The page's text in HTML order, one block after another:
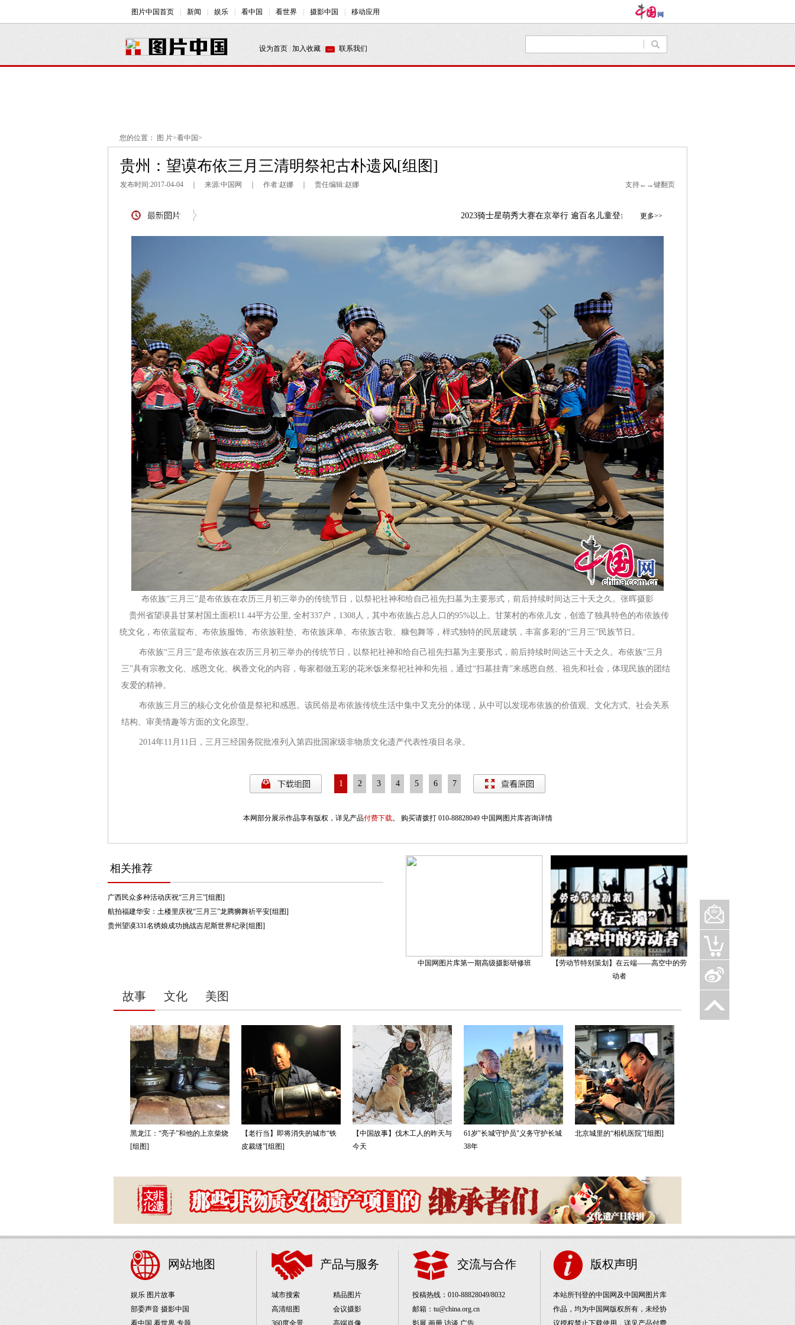
您的位置： 图 片>看中国>
贵州：望谟布依三月三清明祭祀古朴遗风[组图]
支持←→键翻页
发布时间:2017-04-04 ｜ 来源:中国网 ｜ 作者:赵娜 ｜ 责任编辑:赵娜
布依族“三月三”是布依族在农历三月初三举办的传统节日，以祭祀社神和给自己祖先扫墓为主要形式，前后持续时间达三十天之久。张晖摄影
贵州省望谟县甘莱村国土面积11.44平方公里, 全村337户，1308人，其中布依族占总人口的95%以上。甘莱村的布依儿女，创造了独具特色的布依族传
统文化，布依蓝靛布、布依族服饰、布依族鞋垫、布依族床单、布依族古歌、糠包舞等，样式独特的民居建筑，丰富多彩的“三月三”民族节日。
布依族“三月三”是布依族在农历三月初三举办的传统节日，以祭祀社神和给自己祖先扫墓为主要形式，前后持续时间达三十天之久。布依族“三月
三”具有宗教文化、感恩文化、枫香文化的内容，每家都做五彩的花米饭来祭祀社神和先祖，通过“扫墓挂青”来感恩自然、祖先和社会，体现民族的团结
友爱的精神。
布依族三月三的核心文化价值是祭祀和感恩。该民俗是布依族传统生活中集中又充分的体现，从中可以发现布依族的价值观、文化方式、社会关系
结构、审美情趣等方面的文化原型。
2014年11月11日，三月三经国务院批准列入第四批国家级非物质文化遗产代表性项目名录。
1 2 3 4 5 6 7
15 16 17 18 >
本网部分展示作品享有版权，详见产品付费下载。 购买请拨打 010-88828049 中国网图片库咨询详情
相关推荐
广西民众多种活动庆祝“三月三”[组图]
航拍福建华安：土楼里庆祝“三月三”龙腾狮舞祈平安[组图]
贵州望谟331名绣娘成功挑战吉尼斯世界纪录[组图]